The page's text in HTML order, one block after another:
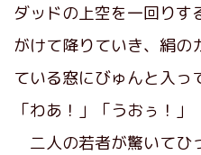
ダッドの上空を一回りす
がけて降りていき、絹の
ている窓にびゅんと入っ
「わあ！」「うおぅ！」
二人の若者が驚いてひ